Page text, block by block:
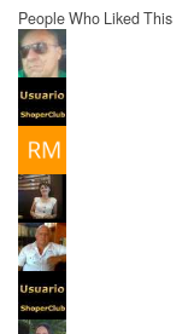
People Who Liked This